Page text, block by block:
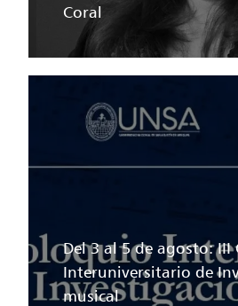
Coral
Del 3 al 5 de agosto: III
Interuniversitario de
musical